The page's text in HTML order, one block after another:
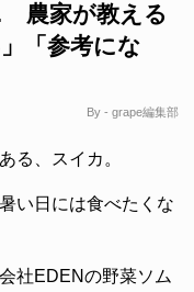
農家が教える
「参考にな
By - grape編集部
る、スイカ。
い日には食べたくな
社EDENの野菜ソム